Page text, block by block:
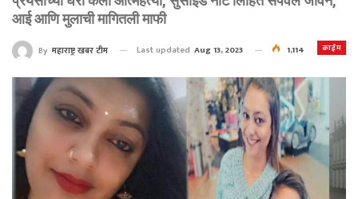
आई आणि मुलाची मागितली माफी
क्राईम
By महाराष्ट्र खबर टीम Last updated Aug 13, 2023 1,114